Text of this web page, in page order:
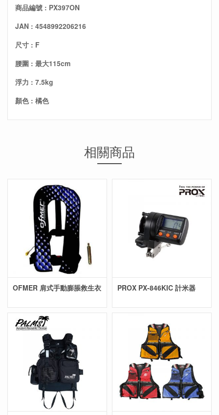
商品編號 : PX397ON
JAN : 4548992206216
尺寸 : F
腰圍 : 最大115cm
浮力 : 7.5kg
顏色 : 橘色
相關商品
OFMER 肩式手動膨脹救生衣 PROX PX-846KIC 計米器